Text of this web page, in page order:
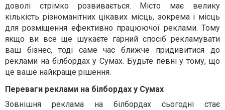
доволі стрімко розвивається. Місто має велику
кількість різноманітних цікавих місць, зокрема і місць
для розміщення ефективно працюючої реклами. Тому
якщо ви все ще шукаєте гарний спосіб рекламувати
ваш бізнес, тоді саме час ближче придивитися до
реклами на білбордах у Сумах. Будьте певні у тому, що
це ваше найкраще рішення.
Переваги реклами на білбордах у Сумах
Зовнішня реклама на білбордах сьогодні стає